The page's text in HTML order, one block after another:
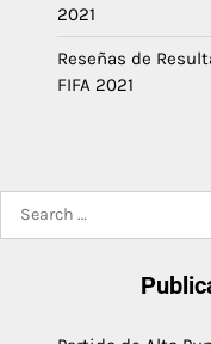
2021
Reseñas de
FIFA 2021